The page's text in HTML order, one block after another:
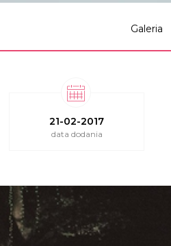
Galeria
21-02-2017
data dodania